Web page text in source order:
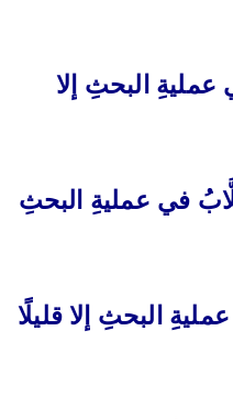
البحثِ إلا
في عمليةِ البحثِ
البحثِ إلا قليلًا